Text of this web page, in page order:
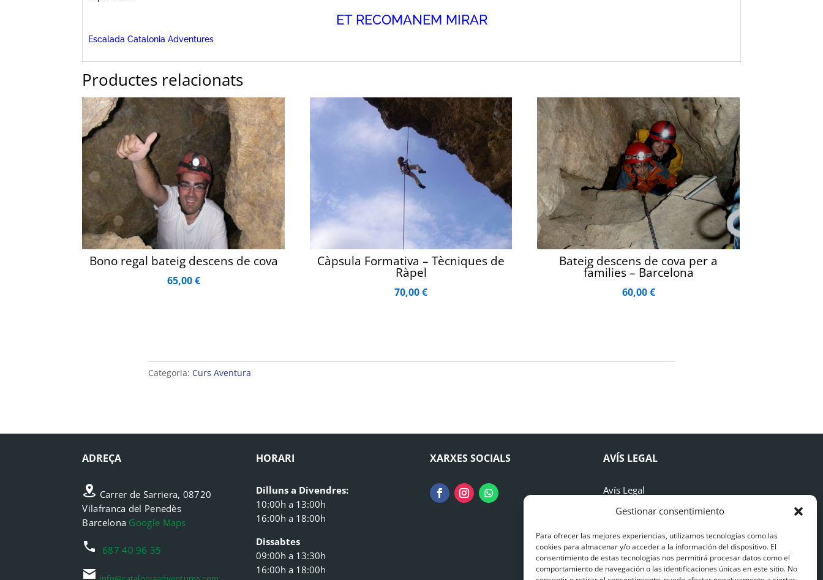
Gestionar consentimiento
Para ofrecer las mejores experiencias, utilizamos tecnologías como las
cookies para almacenar y/o acceder a la información del dispositivo. El
consentimiento de estas tecnologías nos permitirá procesar datos como el
comportamiento de navegación o las identificaciones únicas en este sitio. No
ET RECOMANEM MIRAR
Escalada Catalonia Adventures
Productes relacionats
Bono regal bateig descens de cova
65,00€
Càpsula Formativa – Tècniques de
Ràpel
70,00€
Bateig descens de cova per a
families – Barcelona
60,00€
Categoria: Curs Aventura
ADREÇA
Carrer de Sarriera, 08720
Vilafranca del Penedès
Barcelona Google Maps
687 40 96 35
HORARI
Dilluns a Divendres:
10:00h a 13:00h
16:00h a 18:00h
Dissabtes
09:00h a 13:30h
16:00h a 18:00h
XARXES SOCIALS AVÍS LEGAL
Avís Legal
Polítiques de Privacitat
Polítiques de Cookies
Polítiques de Seguretat